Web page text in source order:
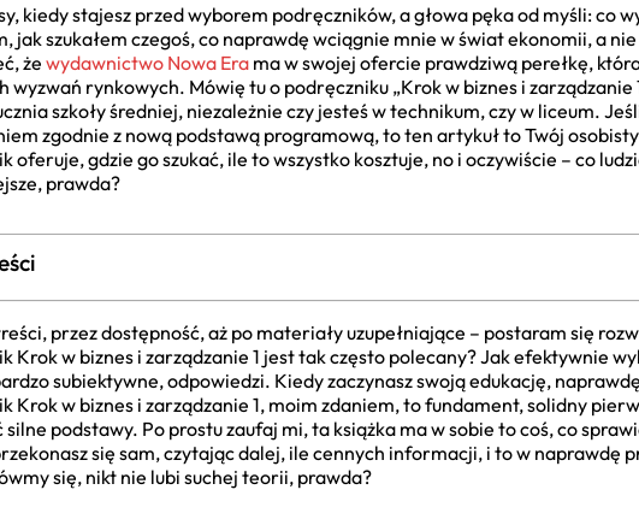
kiedy stajesz przed wyborem podręczników, a głowa pęka od myśli: co
jak szukałem czegoś, co naprawdę wciągnie mnie w świat ekonomii, a
żewydawnictwo Nowa Era ma w swojej ofercie prawdziwą perełkę,
wyzwań rynkowych. Mówię tu o podręczniku „Krok w biznes i
szkoły średniej, niezależnie czy jesteś w technikum, czy w liceum.
zgodnie z nową podstawą programową, to ten artykuł to Twój
oferuje, gdzie go szukać, ile to wszystko kosztuje, no i oczywiście – co
prawda?
przez dostępność, aż po materiały uzupełniające – postaram się
Krok w biznes i zarządzanie 1 jest tak często polecany? Jak efektywnie
subiektywne, odpowiedzi. Kiedy zaczynasz swoją edukację,
Krok w biznes i zarządzanie 1, moim zdaniem, to fundament, solidny
silne podstawy. Po prostu zaufaj mi, ta książka ma w sobie to coś, co
się sam, czytając dalej, ile cennych informacji, i to w
się, nikt nie lubi suchej teorii, prawda?